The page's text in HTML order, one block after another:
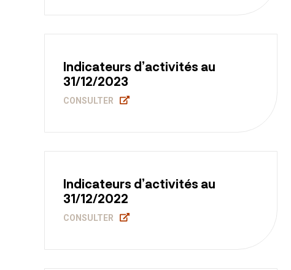
Indicateurs d’activités au
31/12/2023
CONSULTER
Indicateurs d’activités au
31/12/2022
CONSULTER